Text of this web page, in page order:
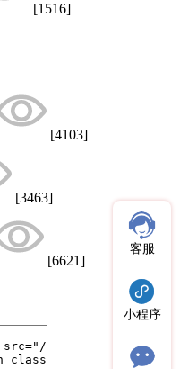
[1516]
[4103]
[3463]
[6621]
客服
小程序